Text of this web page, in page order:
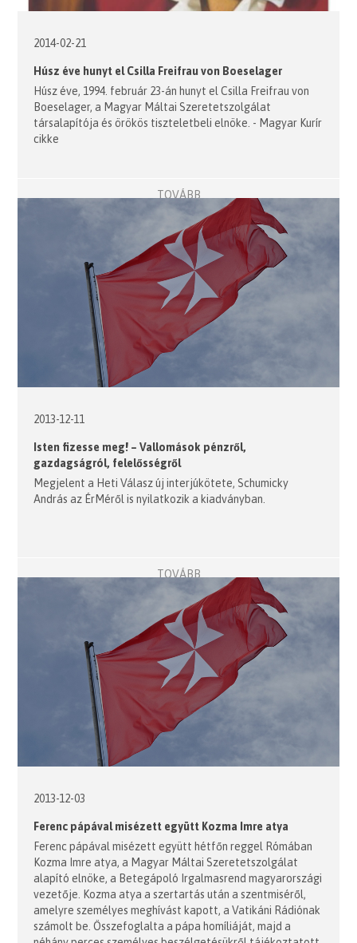
2014-02-21
Húsz éve hunyt el Csilla Freifrau von Boeselager
Húsz éve, 1994. február 23-án hunyt el Csilla Freifrau von
Boeselager, a Magyar Máltai Szeretetszolgálat
társalapítója és örökös tiszteletbeli elnöke. - Magyar Kurír
cikke
TOVÁBB
2013-12-11
Isten fizesse meg! – Vallomások pénzről,
gazdagságról, felelősségről
Megjelent a Heti Válasz új interjúkötete, Schumicky
András az ÉrMéről is nyilatkozik a kiadványban.
TOVÁBB
2013-12-03
Ferenc pápával misézett együtt Kozma Imre atya
Ferenc pápával misézett együtt hétfőn reggel Rómában
Kozma Imre atya, a Magyar Máltai Szeretetszolgálat
alapító elnöke, a Betegápoló Irgalmasrend magyarországi
vezetője. Kozma atya a szertartás után a szentmiséről,
amelyre személyes meghívást kapott, a Vatikáni Rádiónak
számolt be. Összefoglalta a pápa homíliáját, majd a